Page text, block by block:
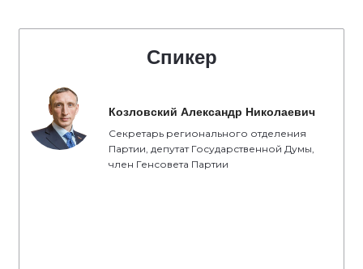
Спикер
Козловский Александр Николаевич
Секретарь регионального отделения
Партии, депутат Государственной Думы,
член Генсовета Партии